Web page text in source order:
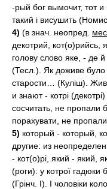
-рый бог вымочит, тот и
такий і висушить
4) (в знач. неопред.
декотрий, кот(о)рийсь,
голову слово яке, - де
(Тесл.). Як доживе було
старости… (Куліш).
и знают - котрі
сосчитать, не пропали
порахувати, не
5) который - который,
другие: из
- кот(о)рі, який - який,
(роги): у котрої гадюки
(Грінч. I). І чоловіки